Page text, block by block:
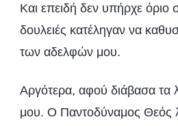
Και επειδή δεν υπήρχε
δουλειές κατέληγαν να
των αδελφών μου.
Αργότερα, αφού διάβασα τα
μου. Ο Παντοδύναμος Θεός